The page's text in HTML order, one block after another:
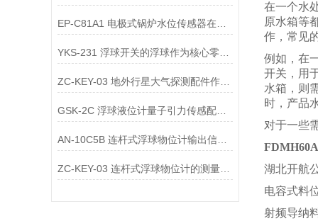
EP-C81A1 电极式锅炉水位传感器在余热锅炉中的应用特点是什么？
ZC-KEY-03 地外行星大气探测配件作为星际气象工具在浮球开关中的作用
GSK-2C 浮球液位计量子引力传感配件作为时空曲率探测组件的作用
AN-10C5B 连杆式浮球物位计输出信号不同的机械故障点？
ZC-KEY-03 连杆式浮球物位计的测量精度等级怎么划分？
在一个水
原水箱等
作，常见
例如，在
开关，用
水箱，则
时，产品
对于一些
湖北开航
电容式料
射频导纳